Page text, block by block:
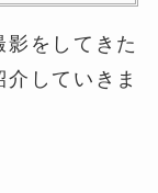
影をしてきた
していきま